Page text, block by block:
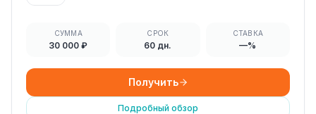
СУММА
30 000 ₽
СРОК
60 дн.
СТАВКА
—%
Получить
Подробный обзор